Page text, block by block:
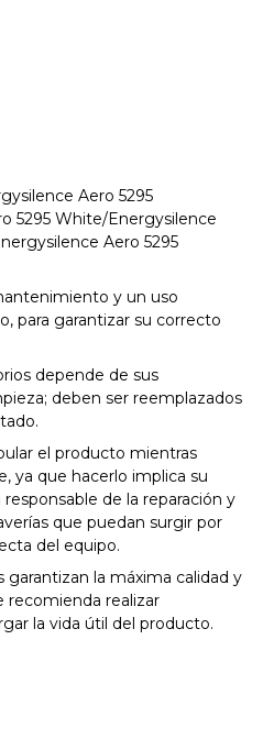
Aero 5295
5295 White/Energysilence
Aero 5295
y un uso
para garantizar su correcto
depende de sus
deben ser reemplazados
el producto mientras
ya que hacerlo implica su
de la reparación y
que puedan surgir por
del equipo.
garantizan la máxima calidad y
recomienda realizar
la vida útil del producto.